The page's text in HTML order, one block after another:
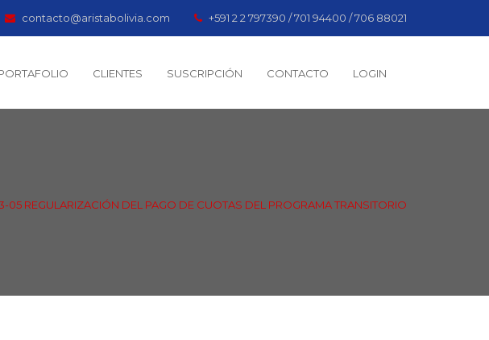
contacto@aristabolivia.com +591 2 2 797390 / 701 94400 / 706 88021
CLIENTES SUSCRIPCIÓN CONTACTO LOGIN
05 REGULARIZACIÓN DEL PAGO DE CUOTAS DEL PROGRAMA TRANSITORIO